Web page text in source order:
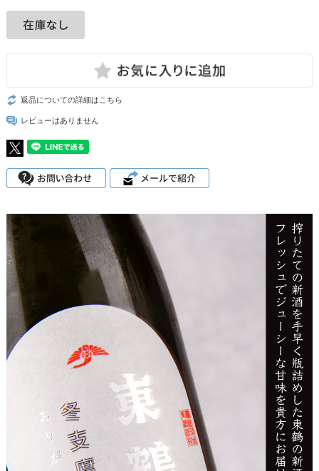
返品についての詳細はこちら
レビューはありません